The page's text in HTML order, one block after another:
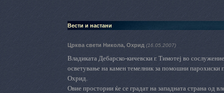
Вести и настани
Црква свети Никола, Охрид (16.05.2007)
Владиката Дебарско-кичевски г. Тимотеј во
осветување на камен темелник за помошни парохиски
Охрид.
Овие простории ќе се градат на западната страна од